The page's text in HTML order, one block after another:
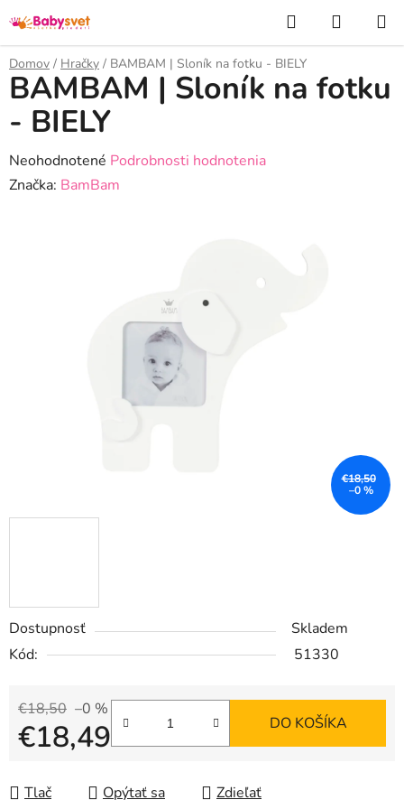
na
obsah
Hľadať
KOŠÍK
Domov / Hračky / BAMBAM | Sloník na fotku - BIELY
Dostupnosť
Skladem
Kód:
51330
€18,50 –0 %
€18,49 DO KOŠÍKA
Tlač Opýtať sa Zdieľať
BAMBAM | Sloník na fotku
- BIELY
Priemerné
hodnotenie
Neohodnotené Podrobnosti hodnotenia
Značka: BamBam
€18,50
–0 %